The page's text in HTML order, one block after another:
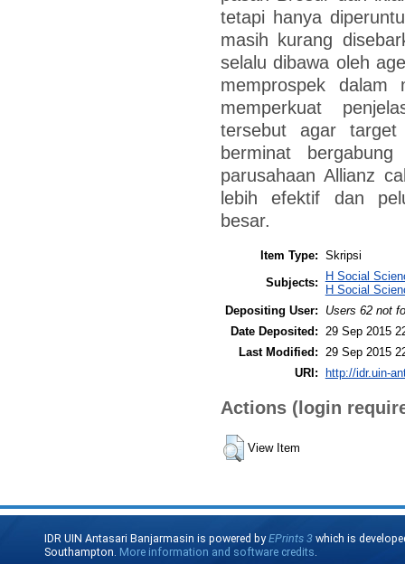
tetapi hanya
masih kurang
selalu dibawa oleh
memprospek dalam
memperkuat
tersebut agar
berminat
parusahaan Allianz
lebih efektif dan
besar.
Item Type: Skripsi
Subjects:
H Social
H Social
Depositing User:
Users 62 not
Date Deposited:
29 Sep 2015
Last Modified:
29 Sep 2015
URI: http://idr.uin-
Actions (login
View Item
IDR UIN Antasari Banjarmasin is powered byEPrints 3 which is
Southampton. More information and software credits.